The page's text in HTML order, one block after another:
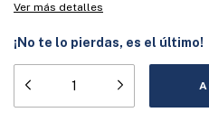
Ver más detalles
¡No te lo pierdas, es el último!